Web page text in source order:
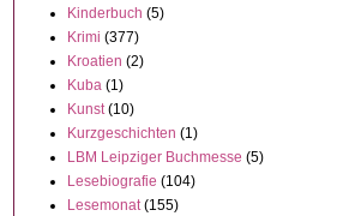
Kinderbuch (5)
Krimi (377)
Kroatien (2)
Kuba (1)
Kunst (10)
Kurzgeschichten (1)
LBM Leipziger Buchmesse (5)
Lesebiografie (104)
Lesemonat (155)